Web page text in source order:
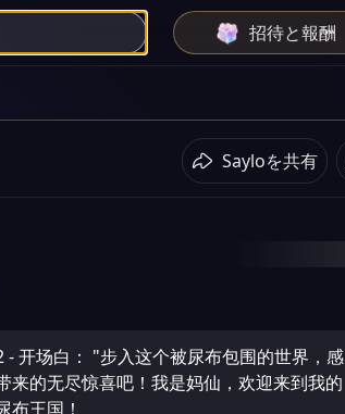
招待と報酬
Sayloを共有
- 开场白： "步入这个被尿布包围的世界，感
来的无尽惊喜吧！我是妈仙，欢迎来到我的
布王国！